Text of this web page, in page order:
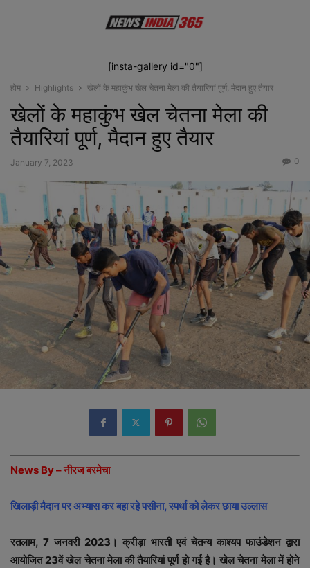
[insta-gallery id="0"]
होम Highlights खेलों के महाकुंभ खेल चेतना मेला की तैयारियां पूर्ण, मैदान हुए तैयार
खेलों के महाकुंभ खेल चेतना मेला की
तैयारियां पूर्ण, मैदान हुए तैयार
January 7, 2023 0
News By – नीरज बरमेचा
खिलाड़ी मैदान पर अभ्यास कर बहा रहे पसीना, स्पर्धा को लेकर छाया उल्लास
रतलाम, 7 जनवरी 2023। क्रीड़ा भारती एवं चेतन्य काश्यप फाउंडेशन द्वारा
आयोजित 23वें खेल चेतना मेला की तैयारियां पूर्ण हो गई है। खेल चेतना मेला में होने